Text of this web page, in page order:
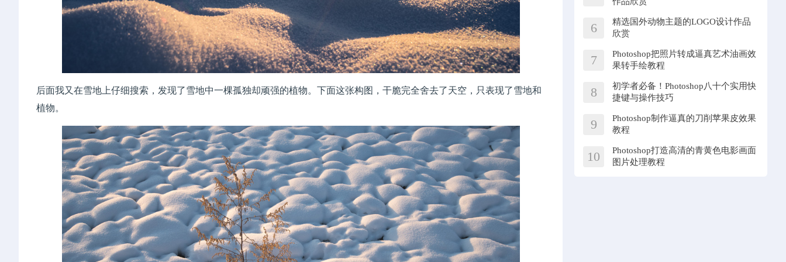
后面我又在雪地上仔细搜索，发现了雪地中一棵孤独却顽强的植物。下面这张构图，干脆完全舍去了天空，只表现了雪地和
植物。
6
精选国外动物主题的LOGO设计作品
欣赏
7
Photoshop把照片转成逼真艺术油画效
果转手绘教程
8
初学者必备！Photoshop八十个实用快
捷键与操作技巧
9
Photoshop制作逼真的刀削苹果皮效果
教程
10
Photoshop打造高清的青黄色电影画面
图片处理教程